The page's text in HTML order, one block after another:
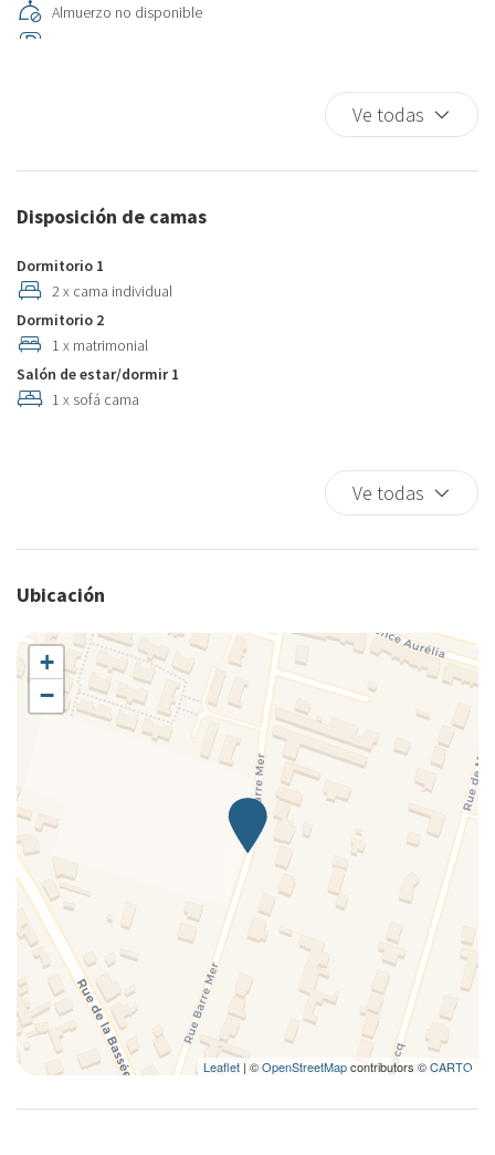
Almuerzo no disponible
Armarios multiples
Autumn Foliage
Aventura
Bahía
Balcón/Terraza
Biblioteca
Bóveda alta
Camas dobles
Cama tamaño completo
Caza
Cena no disponible
Coche recomendado
Cocina
Cocina completa
Cocina pequeña
Comedor
Comedor
Comedor al aire libre
Ve todas
Disposición de camas
Dormitorio 1
2 x cama individual
Dormitorio 2
1 x matrimonial
Salón de estar/dormir 1
1 x sofá cama
Ve todas
Ubicación
+
−
Leaflet | ©OpenStreetMapcontributors ©CARTO